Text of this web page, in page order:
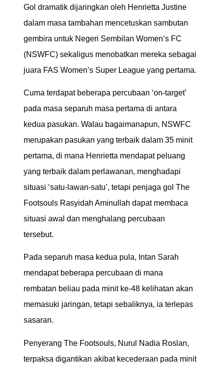
Gol dramatik dijaringkan oleh Henrietta Justine
dalam masa tambahan mencetuskan sambutan
gembira untuk Negeri Sembilan Women’s FC
(NSWFC) sekaligus menobatkan mereka sebagai
juara FAS Women’s Super League yang pertama.
Cuma terdapat beberapa percubaan ‘on-target’
pada masa separuh masa pertama di antara
kedua pasukan. Walau bagaimanapun, NSWFC
merupakan pasukan yang terbaik dalam 35 minit
pertama, di mana Henrietta mendapat peluang
yang terbaik dalam perlawanan, menghadapi
situasi ‘satu-lawan-satu’, tetapi penjaga gol The
Footsouls Rasyidah Aminullah dapat membaca
situasi awal dan menghalang percubaan
tersebut.
Pada separuh masa kedua pula, Intan Sarah
mendapat beberapa percubaan di mana
rembatan beliau pada minit ke-48 kelihatan akan
memasuki jaringan, tetapi sebaliknya, ia terlepas
sasaran.
Penyerang The Footsouls, Nurul Nadia Roslan,
terpaksa digantikan akibat kecederaan pada minit